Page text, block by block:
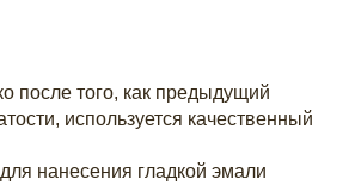
после того, как предыдущий
используется качественный
нанесения гладкой эмали